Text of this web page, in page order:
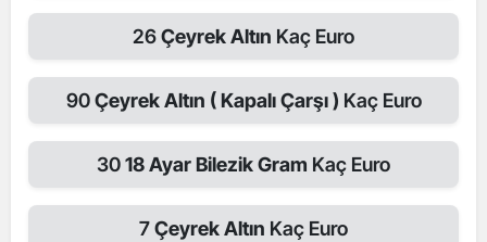
26Çeyrek Altın Kaç Euro
90Çeyrek Altın ( Kapalı Çarşı ) Kaç Euro
3018 Ayar Bilezik Gram Kaç Euro
7Çeyrek Altın Kaç Euro